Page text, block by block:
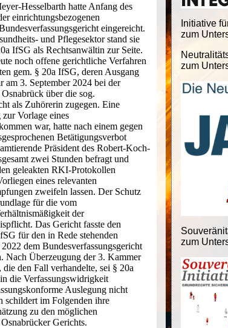
Initiative
zum
zum
zum
Hesselbarth hatte Anfang des
einrichtungsbezogenen
eingereicht.
und Pflegesektor stand sie
IfSG als Rechtsanwältin zur Seite.
noch offene gerichtliche Verfahren
gem. § 20a IfSG, deren Ausgang
3. September 2024 bei der
über die sog.
als Zuhörerin zugegen. Eine
Vorlage eines
war, hatte nach einem gegen
Betätigungsverbot
Präsident des Robert-Koch-
zwei Stunden befragt und
geleakten RKI-Protokollen
eines relevanten
zweifeln lassen. Der Schutz
für die vom
der
Das Gericht fasste den
für den in Rede stehenden
dem Bundesverfassungsgericht
Nach Überzeugung der 3. Kammer
den Fall verhandelte, sei § 20a
die Verfassungswidrigkeit
Auslegung nicht
schildert im Folgenden ihre
zu den möglichen
Gerichts.